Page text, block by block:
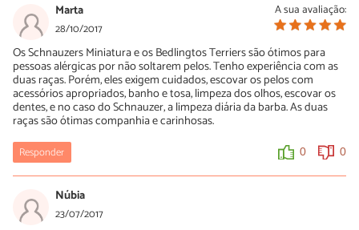
Ana
13/11/2020
Que interessante e os cachorros da raça Old English Sheep Dog
são raros hoje em dia.
0
A sua avaliação:
Marta
28/10/2017
Os Schnauzers Miniatura e os Bedlingtos Terriers são ótimos para
pessoas alérgicas por não soltarem pelos. Tenho experiência com as
duas raças. Porém, eles exigem cuidados, escovar os pelos com
acessórios apropriados, banho e tosa, limpeza dos olhos, escovar os
dentes, e no caso do Schnauzer, a limpeza diária da barba. As duas
raças são ótimas companhia e carinhosas.
Responder 0 0
Núbia
23/07/2017